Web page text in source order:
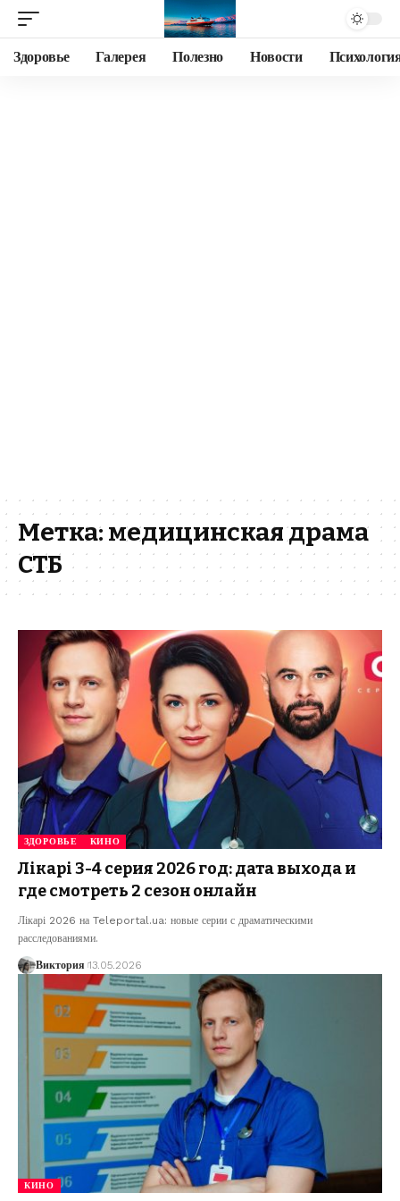
Здоровье Галерея Полезно Новости
Метка: медицинская драма
СТБ
ЗДОРОВЬЕ КИНО
Лікарі 3-4 серия 2026 год: дата выхода и
где смотреть 2 сезон онлайн
Лікарі 2026 на Teleportal.ua: новые серии с драматическими
расследованиями.
Виктория 13.05.2026
КИНО